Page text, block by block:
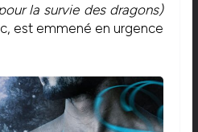
la survie des dragons)
est emmené en urgence